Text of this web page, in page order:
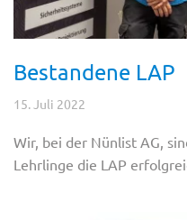
Bestandene LAP
15. Juli 2022
Wir, bei der Nünlist AG,
Lehrlinge die LAP